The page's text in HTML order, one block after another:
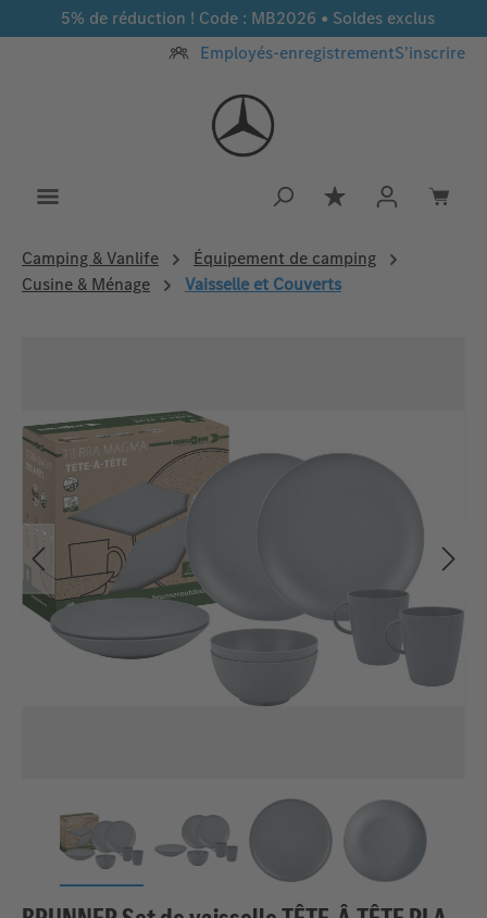
Passer au contenu principal
5% de réduction ! Code : MB2026 • Soldes exclus
Employés-enregistrementS'inscrire
Vous avez 0
Camping & Vanlife
Équipement de camping
Cusine & Ménage
Vaisselle et Couverts